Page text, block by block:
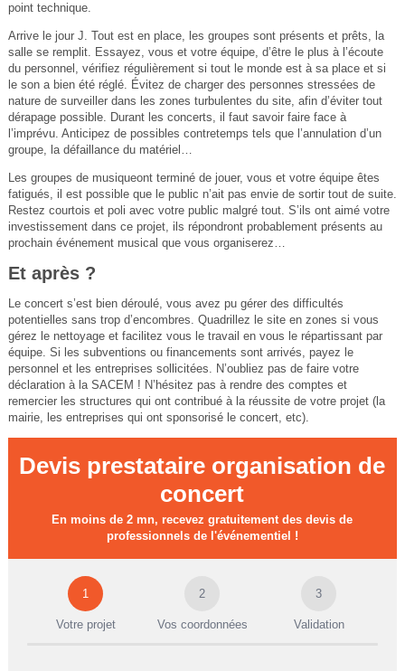
point technique.
Arrive le jour J. Tout est en place, les groupes sont présents et prêts, la
salle se remplit. Essayez, vous et votre équipe, d’être le plus à l’écoute
du personnel, vérifiez régulièrement si tout le monde est à sa place et si
le son a bien été réglé. Évitez de charger des personnes stressées de
nature de surveiller dans les zones turbulentes du site, afin d’éviter tout
dérapage possible. Durant les concerts, il faut savoir faire face à
l’imprévu. Anticipez de possibles contretemps tels que l’annulation d’un
groupe, la défaillance du matériel…
Les groupes de musiqueont terminé de jouer, vous et votre équipe êtes
fatigués, il est possible que le public n’ait pas envie de sortir tout de suite.
Restez courtois et poli avec votre public malgré tout. S’ils ont aimé votre
investissement dans ce projet, ils répondront probablement présents au
prochain événement musical que vous organiserez…
Et après ?
Le concert s’est bien déroulé, vous avez pu gérer des difficultés
potentielles sans trop d’encombres. Quadrillez le site en zones si vous
gérez le nettoyage et facilitez vous le travail en vous le répartissant par
équipe. Si les subventions ou financements sont arrivés, payez le
personnel et les entreprises sollicitées. N’oubliez pas de faire votre
déclaration à la SACEM ! N’hésitez pas à rendre des comptes et
remercier les structures qui ont contribué à la réussite de votre projet (la
mairie, les entreprises qui ont sponsorisé le concert, etc).
Devis prestataire organisation de
concert
En moins de 2 mn, recevez gratuitement des devis de
professionnels de l'événementiel !
1
Votre projet
2
Vos coordonnées
3
Validation